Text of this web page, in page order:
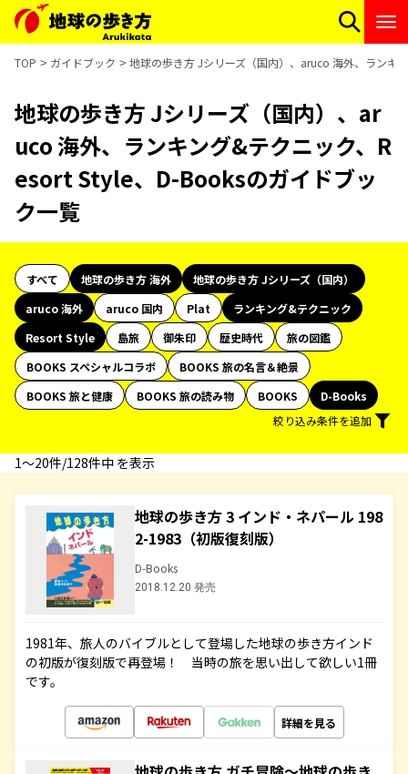
TOP ガイドブック 地球の歩き方 Jシリーズ（国内）、aruco 海外、ランキ
地球の歩き方 Jシリーズ（国内）、ar
uco 海外、ランキング&テクニック、R
esort Style、D-Booksのガイドブッ
ク一覧
すべて 地球の歩き方 海外
地球の歩き方 Jシリーズ（国内）
aruco 海外
aruco 国内 Plat
ランキング&テクニック
Resort Style
島旅 御朱印 歴史時代
旅の図鑑
BOOKS スペシャルコラボ
BOOKS 旅の名言＆絶景
BOOKS 旅と健康
BOOKS 旅の読み物 BOOKS
D-Books
絞り込み条件を追加
1〜20件/128件中 を表示
地球の歩き方 3 インド・ネパール 198
2-1983（初版復刻版）
D-Books
2018.12.20 発売
1981年、旅人のバイブルとして登場した地球の歩き方インド
の初版が復刻版で再登場！ 当時の旅を思い出して欲しい1冊
です。
詳細を見る